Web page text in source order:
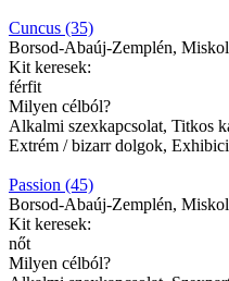
Cuncus (35)
Borsod-Abaúj-Zemplén,
Kit keresek:
férfit
Milyen célból?
Alkalmi szexkapcsolat, Titkos
Extrém / bizarr dolgok,
Passion (45)
Borsod-Abaúj-Zemplén,
Kit keresek:
nőt
Milyen célból?